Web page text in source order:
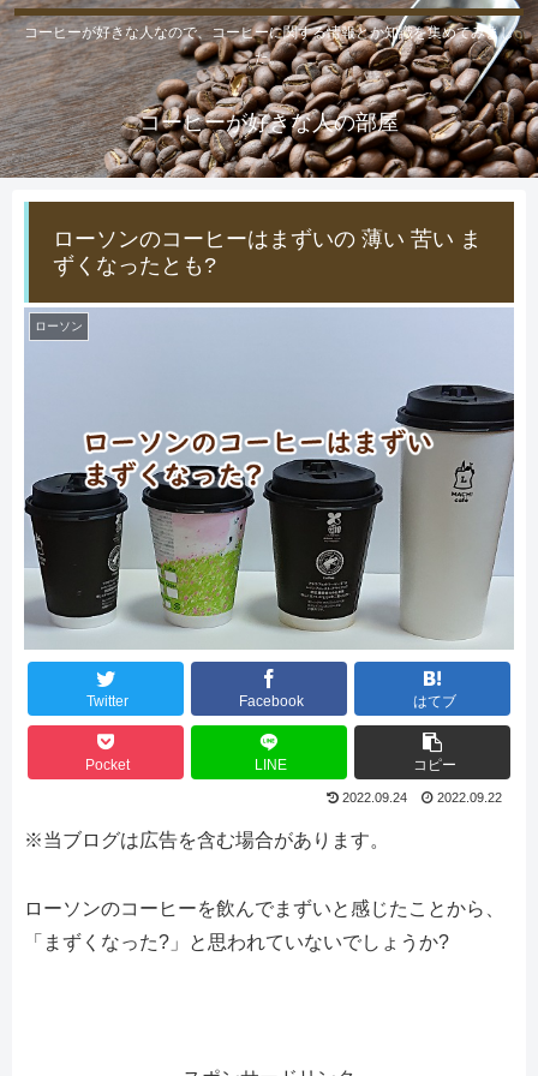
コーヒーが好きな人なので、コーヒーに関する情報とか知識を集めてみまし
た。
コーヒーが好きな人の部屋
ローソンのコーヒーはまずいの 薄い 苦い ま
ずくなったとも?
ローソン
Twitter Facebook はてブ
Pocket LINE コピー
2022.09.24 2022.09.22
※当ブログは広告を含む場合があります。
ローソンのコーヒーを飲んでまずいと感じたことから、
「まずくなった?」と思われていないでしょうか?